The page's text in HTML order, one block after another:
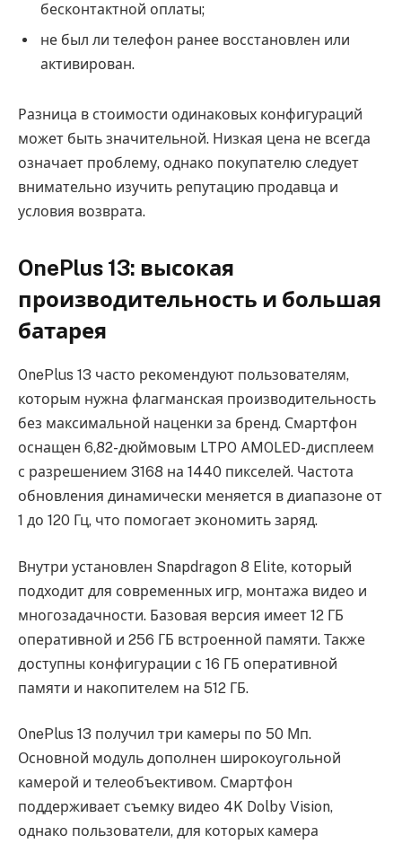
бесконтактной оплаты;
не был ли телефон ранее восстановлен или
активирован.
Разница в стоимости одинаковых конфигураций
может быть значительной. Низкая цена не всегда
означает проблему, однако покупателю следует
внимательно изучить репутацию продавца и
условия возврата.
OnePlus 13: высокая
производительность и большая
батарея
OnePlus 13 часто рекомендуют пользователям,
которым нужна флагманская производительность
без максимальной наценки за бренд. Смартфон
оснащен 6,82-дюймовым LTPO AMOLED-дисплеем
с разрешением 3168 на 1440 пикселей. Частота
обновления динамически меняется в диапазоне от
1 до 120 Гц, что помогает экономить заряд.
Внутри установлен Snapdragon 8 Elite, который
подходит для современных игр, монтажа видео и
многозадачности. Базовая версия имеет 12 ГБ
оперативной и 256 ГБ встроенной памяти. Также
доступны конфигурации с 16 ГБ оперативной
памяти и накопителем на 512 ГБ.
OnePlus 13 получил три камеры по 50 Мп.
Основной модуль дополнен широкоугольной
камерой и телеобъективом. Смартфон
поддерживает съемку видео 4K Dolby Vision,
однако пользователи, для которых камера